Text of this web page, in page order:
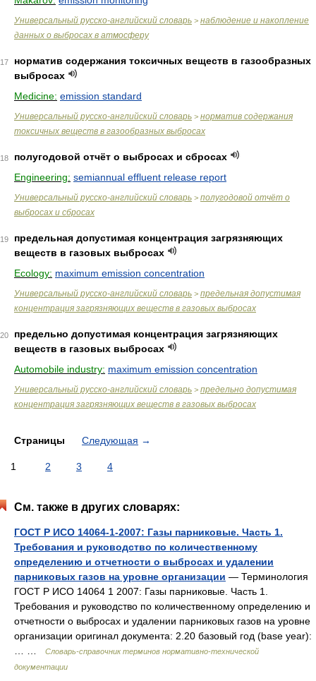
Универсальный русско-английский словарь > наблюдение и накопление
данных о выбросах в атмосферу
17
норматив содержания токсичных веществ в газообразных
выбросах
Medicine: emission standard
Универсальный русско-английский словарь > норматив содержания
токсичных веществ в газообразных выбросах
18
полугодовой отчёт о выбросах и сбросах
Engineering: semiannual effluent release report
Универсальный русско-английский словарь > полугодовой отчёт о
выбросах и сбросах
19
предельная допустимая концентрация загрязняющих
веществ в газовых выбросах
Ecology: maximum emission concentration
Универсальный русско-английский словарь > предельная допустимая
концентрация загрязняющих веществ в газовых выбросах
20
предельно допустимая концентрация загрязняющих
веществ в газовых выбросах
Automobile industry: maximum emission concentration
Универсальный русско-английский словарь > предельно допустимая
концентрация загрязняющих веществ в газовых выбросах
Страницы Следующая →
1 2 3 4
См. также в других словарях:
ГОСТ Р ИСО 14064-1-2007: Газы парниковые. Часть 1.
Требования и руководство по количественному
определению и отчетности о выбросах и удалении
парниковых газов на уровне организации — Терминология
ГОСТ Р ИСО 14064 1 2007: Газы парниковые. Часть 1.
Требования и руководство по количественному определению и
отчетности о выбросах и удалении парниковых газов на уровне
организации оригинал документа: 2.20 базовый год (base year):
Словарь-справочник терминов нормативно-технической
документации